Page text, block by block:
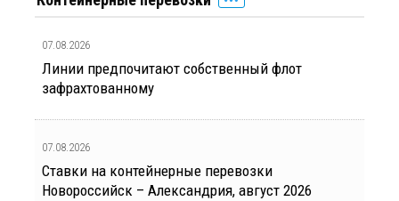
07.08.2026
Линии предпочитают собственный флот
зафрахтованному
07.08.2026
Ставки на контейнерные перевозки
Новороссийск – Александрия, август 2026